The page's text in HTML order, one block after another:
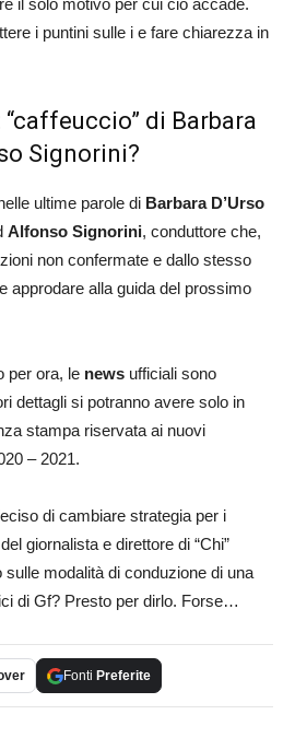
il solo motivo per cui ciò accade.
i puntini sulle i e fare chiarezza in
di Barbara
Signorini?
ultime parole di Barbara D’Urso
Alfonso Signorini, conduttore che,
non confermate e dallo stesso
approdare alla guida del prossimo
per ora, le news ufficiali sono
dettagli si potranno avere solo in
stampa riservata ai nuovi
– 2021.
di cambiare strategia per i
giornalista e direttore di “Chi”
sulle modalità di conduzione di una
di Gf? Presto per dirlo. Forse…
Fonti Preferite